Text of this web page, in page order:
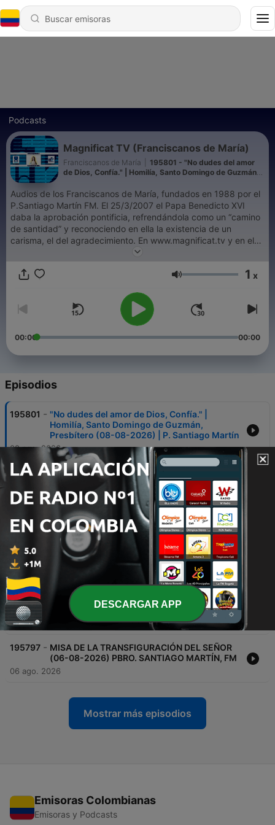
Podcasts
Magnificat TV (Franciscanos de María)
Franciscanos de María
195801 - "No dudes del amor
de Dios, Confía." | Homilía, Santo Domingo de Guzmán,
Audios de los Franciscanos de María, fundados en 1988 por el
P.Santiago Martín FM. El 25/3/2007 el Papa Benedicto XVI
daba la aprobación pontificia, refrendándola como un “camino
de santidad” y reconociendo en ella la existencia de un
carisma, el del agradecimiento. En www.magnificat.tv y en el
canal de YouTube bit.ly/YouTubeMagnificatTV se encuentran
bit.ly/IvooxMagnificatTV en bit.ly/SpotifyMagnificatTV y en
magnificattv.podcast@gmail.com
Volumen 1 x
00:00 00:00
Episodios
195801 - "No dudes del amor de Dios, Confía." |
Homilía, Santo Domingo de Guzmán,
Presbítero (08-08-2026) | P. Santiago Martín
08 ago. 2026
195800 - Santa Misa de Hoy, Santo Domingo de
Guzmán, Presbítero (08-08-2026) P.
Santiago Martín, FM
08 ago. 2026
195799 - Santa Misa de Hoy, Viernes XVIII semana del
Tiempo Ordinario (07-08-2026) P. Santiago
Martín FM
07 ago. 2026
195798
"Aceptar la Cruz es Salvarse” | Homilía,
Viernes XVIII Semana del T.O. (07-08-2026) |
P. Santiago M.
07 ago. 2026
195797 - MISA DE LA TRANSFIGURACIÓN DEL SEÑOR
(06-08-2026) PBRO. SANTIAGO MARTÍN, FM
06 ago. 2026
Mostrar más episodios
Emisoras Colombianas
Emisoras y Podcasts
DESCARGAR APP